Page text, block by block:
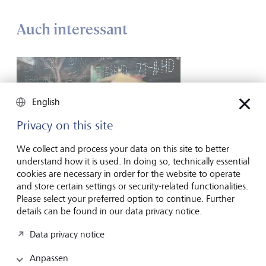
Auch interessant
Finanzmärkte
Japan nach der Deflation: Ist der Wandel
rückt zunehmend in den Fokus der Anlegerinnen und
English
Privacy on this site
We collect and process your data on this site to better
understand how it is used. In doing so, technically essential
cookies are necessary in order for the website to operate
and store certain settings or security-related functionalities.
Please select your preferred option to continue. Further
details can be found in our data privacy notice.
Data privacy notice
Anpassen